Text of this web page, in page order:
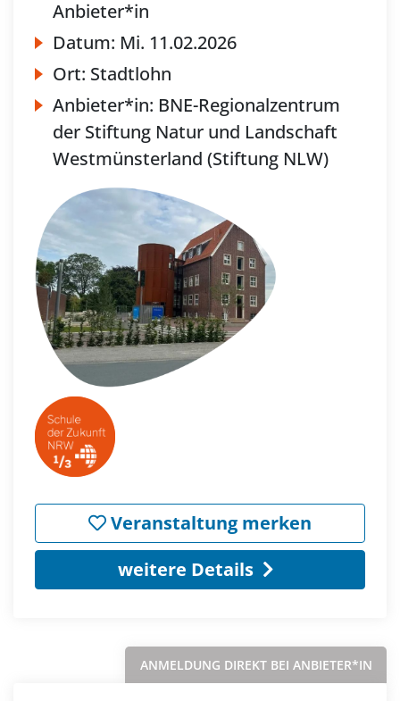
Anbieter*in
Datum: Mi. 11.02.2026
Ort: Stadtlohn
Anbieter*in: BNE-Regionalzentrum
der Stiftung Natur und Landschaft
Westmünsterland (Stiftung NLW)
Veranstaltung merken
weitere Details
ANMELDUNG DIREKT BEI ANBIETER*IN